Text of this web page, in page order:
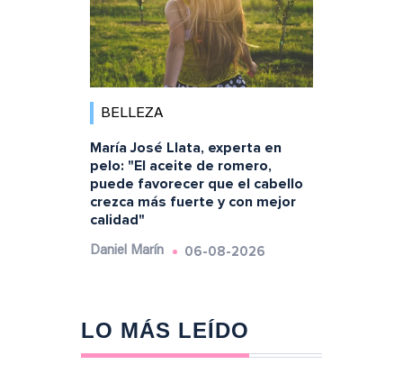
BELLEZA
María José Llata, experta en
pelo: "El aceite de romero,
puede favorecer que el cabello
crezca más fuerte y con mejor
calidad"
Daniel Marín 06-08-2026
LO MÁS LEÍDO